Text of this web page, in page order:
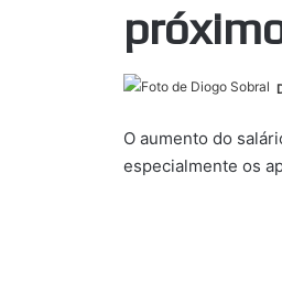
O aumento do
especialmente os